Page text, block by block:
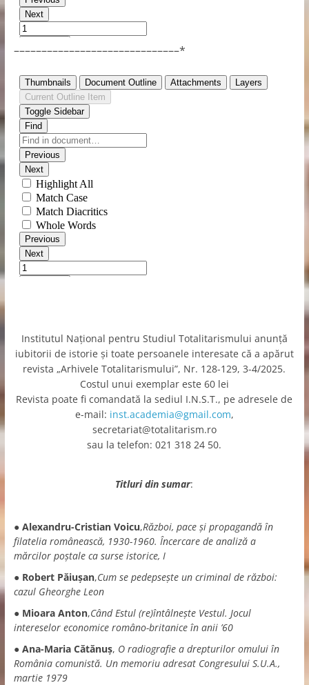
––––––––––––––––––––––––––––––*
Institutul Naţional pentru Studiul Totalitarismului anunţă
iubitorii de istorie şi toate persoanele interesate că a apărut
revista „Arhivele Totalitarismului”, Nr. 128-129, 3-4/2025.
Costul unui exemplar este 60 lei
Revista poate fi comandată la sediul I.N.S.T., pe adresele de
e-mail: inst.academia@gmail.com,
secretariat@totalitarism.ro
sau la telefon: 021 318 24 50.
Titluri din sumar:
● Alexandru-Cristian Voicu,Război, pace și propagandă în
filatelia românească, 1930-1960. Încercare de analiză a
mărcilor poștale ca surse istorice, I
● Robert Păiuşan,Cum se pedepseşte un criminal de război:
cazul Gheorghe Leon
● Mioara Anton,Când Estul (re)întâlnește Vestul. Jocul
intereselor economice româno-britanice în anii ’60
● Ana-Maria Cătănuş, O radiografie a drepturilor omului în
România comunistă. Un memoriu adresat Congresului S.U.A.,
martie 1979